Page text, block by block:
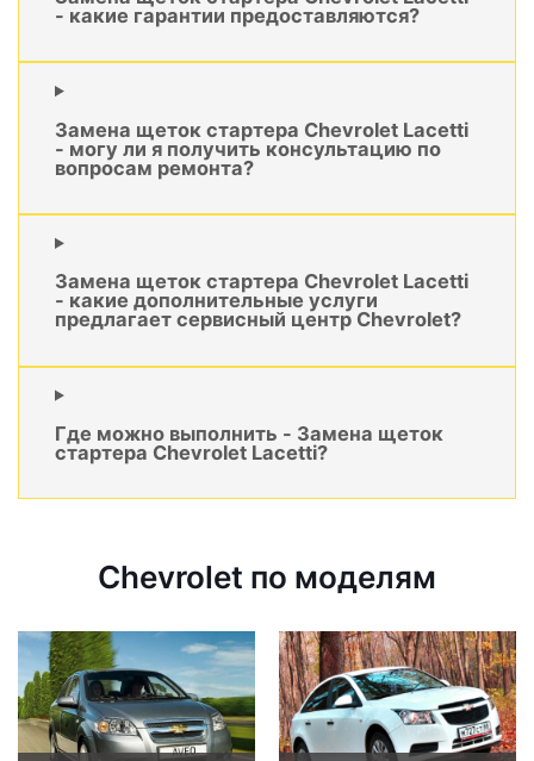
- какие гарантии предоставляются?
Замена щеток стартера Chevrolet Lacetti
- могу ли я получить консультацию по
вопросам ремонта?
Замена щеток стартера Chevrolet Lacetti
- какие дополнительные услуги
предлагает сервисный центр Chevrolet?
Где можно выполнить - Замена щеток
стартера Chevrolet Lacetti?
Chevrolet по моделям